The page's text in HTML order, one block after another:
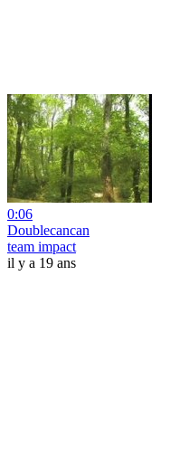
0:06
Doublecancan
team impact
il y a 19 ans